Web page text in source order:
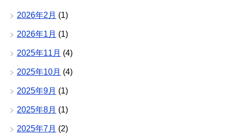
2026年2月 (1)
2026年1月 (1)
2025年11月 (4)
2025年10月 (4)
2025年9月 (1)
2025年8月 (1)
2025年7月 (2)